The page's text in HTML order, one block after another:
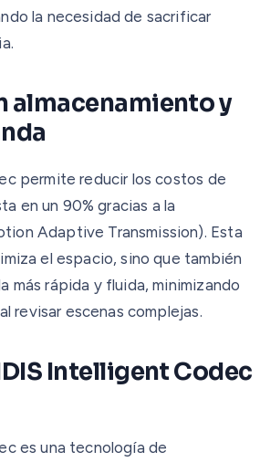
la necesidad de sacrificar
almacenamiento y
permite reducir los costos de
en un 90% gracias a la
Adaptive Transmission). Esta
el espacio, sino que también
más rápida y fluida, minimizando
revisar escenas complejas.
Intelligent Codec
es una tecnología de